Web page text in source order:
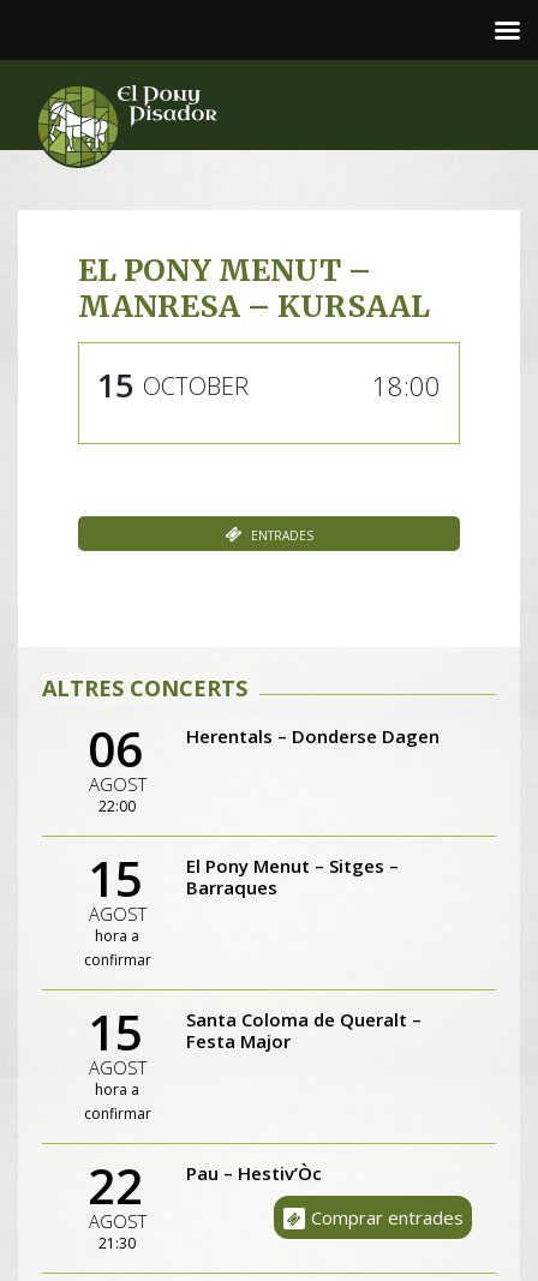
EL PONY MENUT –
MANRESA – KURSAAL
15 OCTOBER 18:00
Entrades
ALTRES CONCERTS
06
AGOST
22:00
Herentals – Donderse Dagen
15
AGOST
hora a
confirmar
El Pony Menut – Sitges –
Barraques
15
AGOST
hora a
confirmar
Santa Coloma de Queralt –
Festa Major
22
AGOST
21:30
Pau – Hestiv’Òc
Comprar entrades